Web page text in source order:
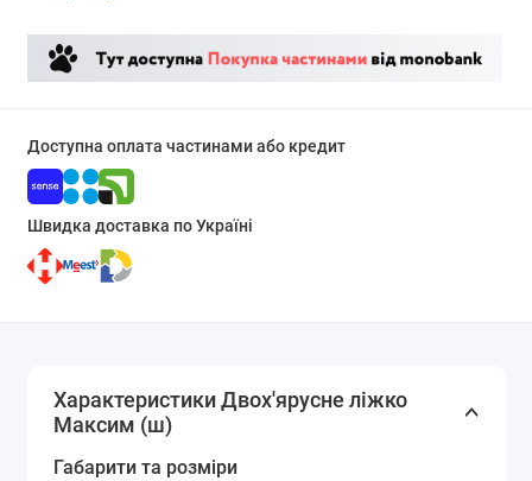
Доступна оплата частинами або кредит
Швидка доставка по Україні
Характеристики Двох'ярусне ліжко
Максим (ш)
Габарити та розміри